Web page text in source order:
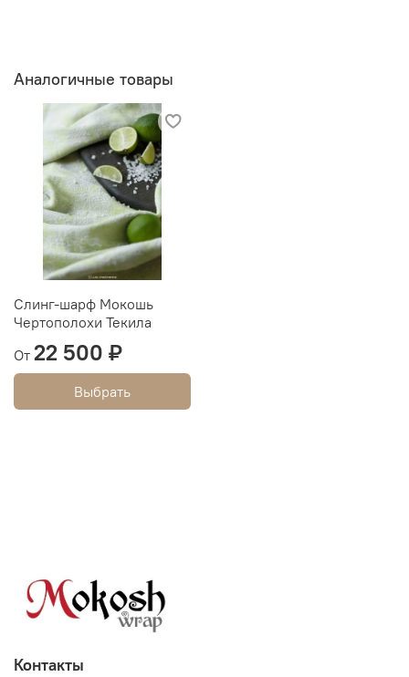
Аналогичные товары
Слинг-шарф Мокошь
Чертополохи Текила
От 22 500 ₽
Выбрать
Контакты